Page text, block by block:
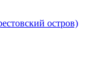
остров)